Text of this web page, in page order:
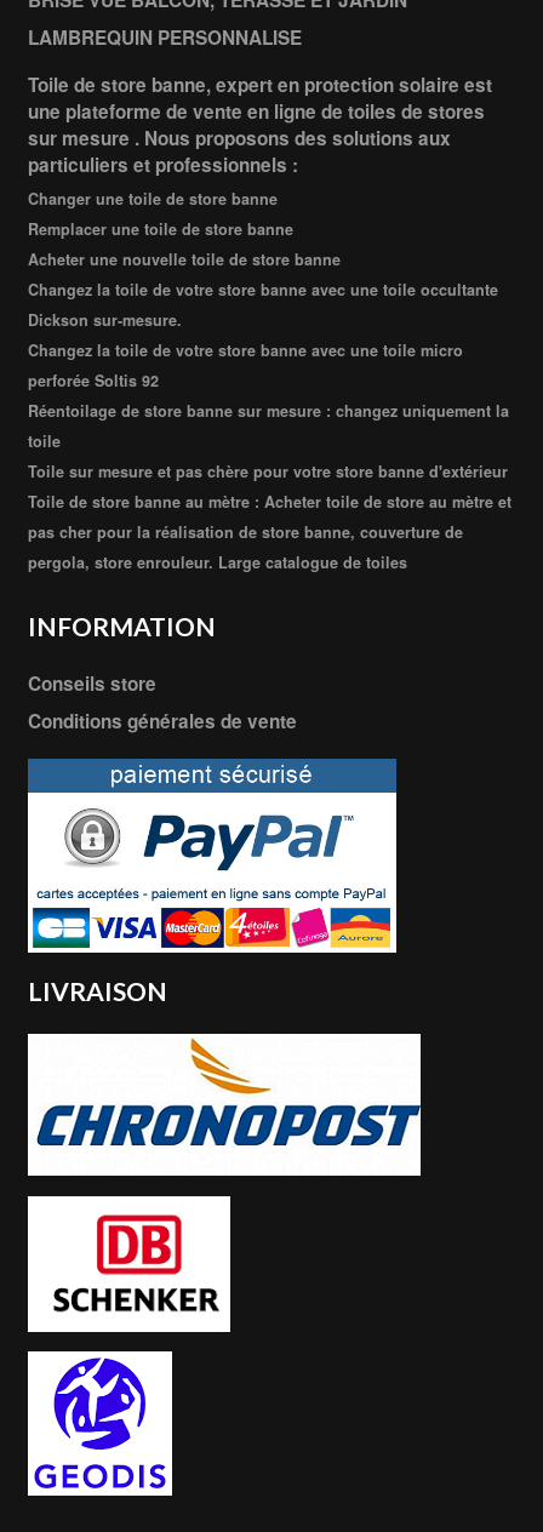
LAMBREQUIN PERSONNALISE
Toile de store banne, expert en protection solaire est
une plateforme de vente en ligne de toiles de stores
sur mesure . Nous proposons des solutions aux
particuliers et professionnels :
Changer une toile de store banne
Remplacer une toile de store banne
Acheter une nouvelle toile de store banne
Changez la toile de votre store banne avec une toile occultante
Dickson sur-mesure.
Changez la toile de votre store banne avec une toile micro
perforée Soltis 92
Réentoilage de store banne sur mesure : changez uniquement la
toile
Toile sur mesure et pas chère pour votre store banne d'extérieur
Toile de store banne au mètre : Acheter toile de store au mètre et
pas cher pour la réalisation de store banne, couverture de
pergola, store enrouleur. Large catalogue de toiles
INFORMATION
Conseils store
Conditions générales de vente
LIVRAISON